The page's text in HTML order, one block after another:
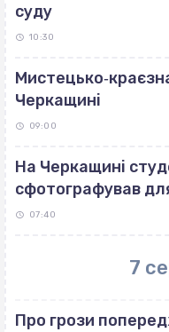
суду
10:30
Черкащині
09:00
На Черкащині
сфотографував
07:40
7
Про грози